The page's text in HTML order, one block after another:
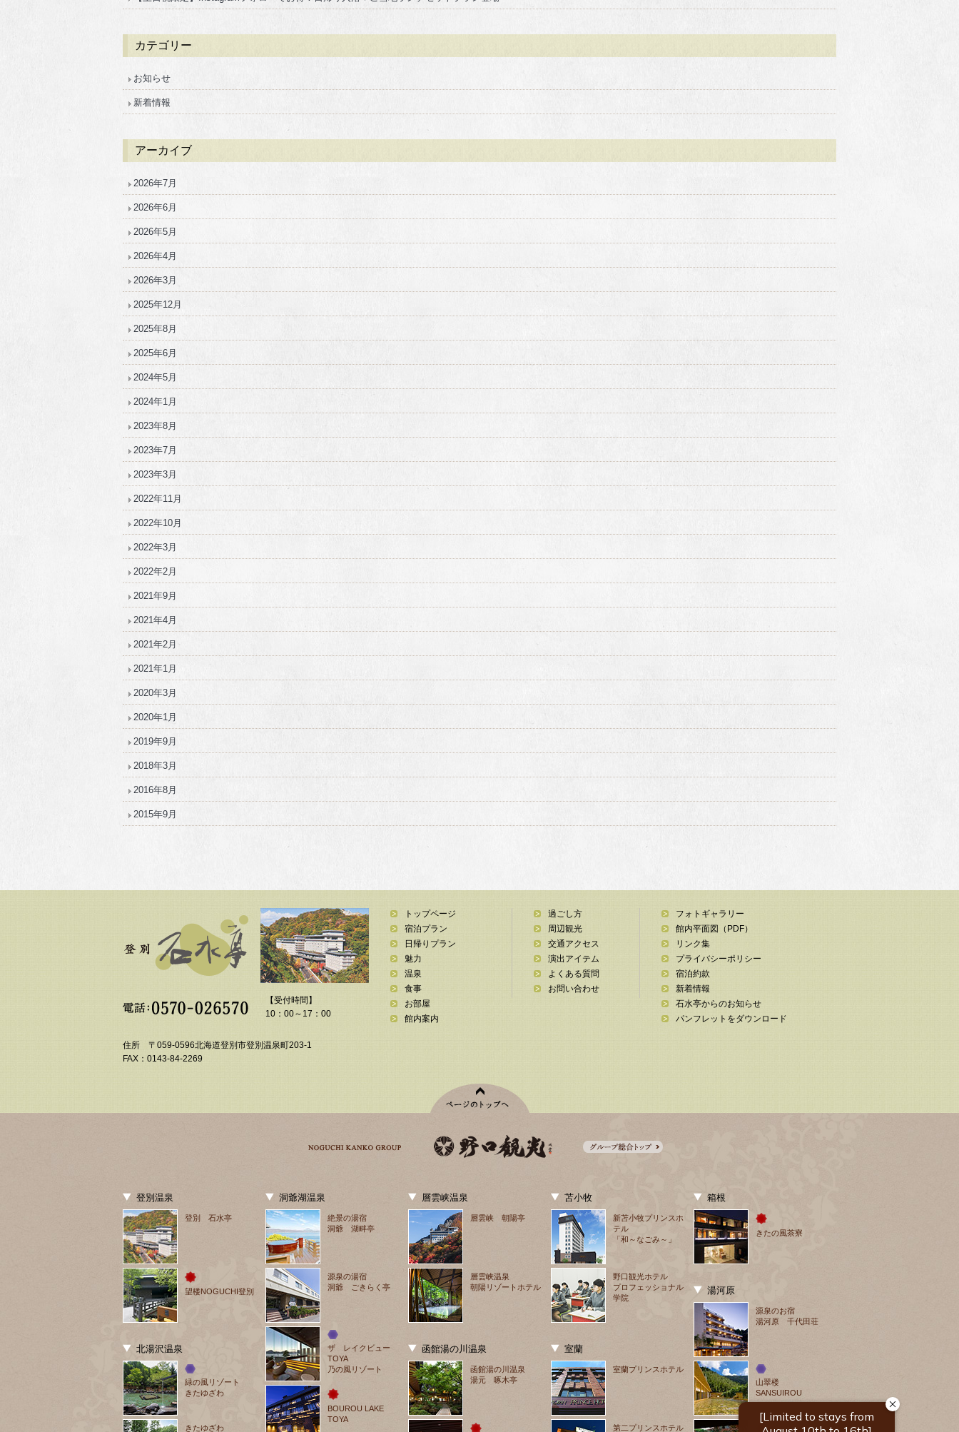
カテゴリー
お知らせ
新着情報
アーカイブ
2026年7月
2026年6月
2026年5月
2026年4月
2026年3月
2025年12月
2025年8月
2025年6月
2024年5月
2024年1月
2023年8月
2023年7月
2023年3月
2022年11月
2022年10月
2022年3月
2022年2月
2021年9月
2021年4月
2021年2月
2021年1月
2020年3月
2020年1月
2019年9月
2018年3月
2016年8月
2015年9月
【受付時間】
10：00～17：00
住所 〒059-0596北海道登別市登別温泉町203-1
FAX：0143-84-2269
トップページ
宿泊プラン
日帰りプラン
魅力
温泉
食事
お部屋
館内案内
過ごし方
周辺観光
交通アクセス
演出アイテム
よくある質問
お問い合わせ
フォトギャラリー
館内平面図（PDF）
リンク集
プライバシーポリシー
宿泊約款
新着情報
石水亭からのお知らせ
パンフレットをダウンロード
登別温泉
登別 石水亭
望楼NOGUCHI登別
北湯沢温泉
緑の風リゾート
きたゆざわ
きたゆざわ
洞爺湖温泉
絶景の湯宿
洞爺 湖畔亭
源泉の湯宿
洞爺 ごきらく亭
ザ　レイクビュー
TOYA
乃の風リゾート
BOUROU LAKE
TOYA
層雲峡温泉
層雲峡 朝陽亭
層雲峡温泉
朝陽リゾートホテル
函館湯の川温泉
函館湯の川温泉
湯元 啄木亭
苫小牧
新苫小牧プリンスホ
テル
「和～なごみ～」
野口観光ホテル
プロフェッショナル
学院
室蘭
室蘭プリンスホテル
第二プリンスホテル
箱根
きたの風茶寮
湯河原
源泉のお宿
湯河原 千代田荘
山翠楼
SANSUIROU